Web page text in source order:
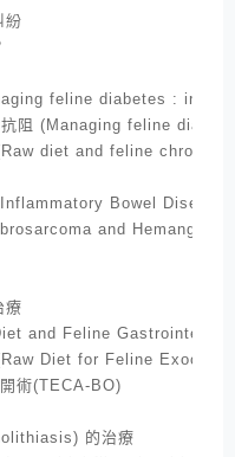
紛
feline diabetes :
抗阻 (Managing feline
diet and feline chronic
Inflammatory Bowel
and
療
and Feline
(Raw Diet for Feline
術(TECA-BO)
的治療